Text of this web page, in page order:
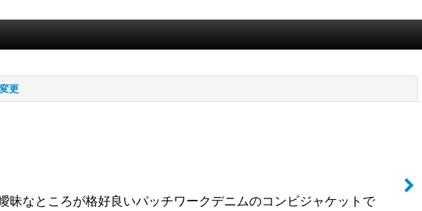
更
なところが格好良いパッチワークデニムのコンビジャケットで